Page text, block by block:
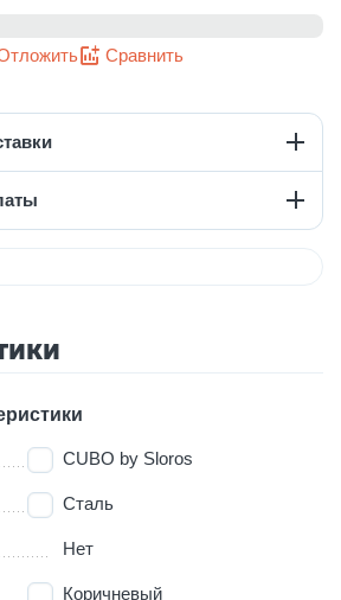
Сравнить
CUBO by Sloros
Сталь
Нет
Коричневый